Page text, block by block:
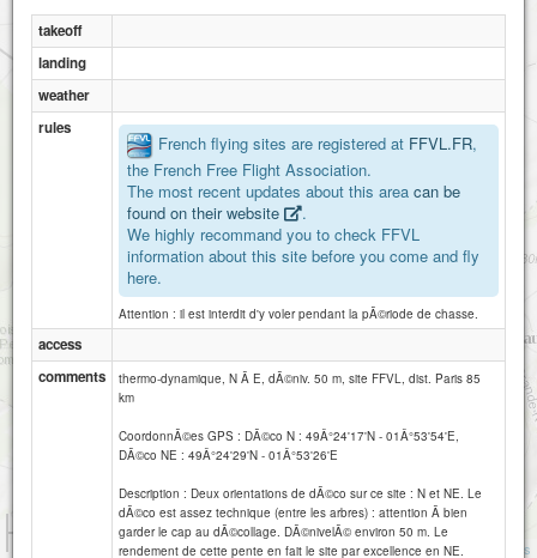
Attributions
takeoff
landing
weather
rules
French flying sites are registered at FFVL.FR,
the French Free Flight Association.
The most recent updates about this area can be
found on their website
.
We highly recommand you to check FFVL
information about this site before you come and fly
here.
Attention : il est interdit d'y voler pendant la pÃ©riode de chasse.
access
comments
thermo-dynamique, N Ã E, dÃ©niv. 50 m, site FFVL, dist. Paris 85
km
CoordonnÃ©es GPS : DÃ©co N : 49Â°24'17'N - 01Â°53'54'E,
DÃ©co NE : 49Â°24'29'N - 01Â°53'26'E
Description : Deux orientations de dÃ©co sur ce site : N et NE. Le
dÃ©co est assez technique (entre les arbres) : attention Ã bien
garder le cap au dÃ©collage. DÃ©nivelÃ© environ 50 m. Le
rendement de cette pente en fait le site par excellence en NE.